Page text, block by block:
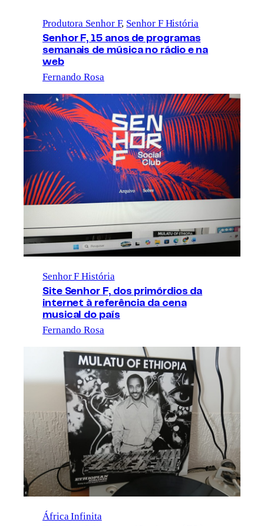
Produtora Senhor F, Senhor F História
Senhor F, 15 anos de programas
semanais de música no rádio e na
web
Fernando Rosa
Senhor F História
Site Senhor F, dos primórdios da
internet à referência da cena
musical do país
Fernando Rosa
África Infinita